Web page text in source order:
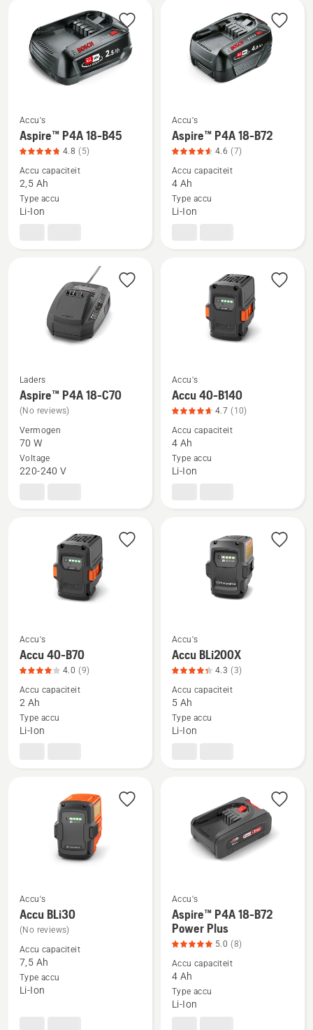
Bekijk
meer
details
over
Aspire™
P4A
productbeoordeling
Accu's
Aspire™ P4A 18-B45
4.8 (5)
Accu capaciteit
2,5 Ah
Type accu
Li-Ion
Bekijk
meer
details
over
Aspire™
P4A
Accu's
Aspire™ P4A 18-B72
4.6 (7)
Accu capaciteit
4 Ah
Type accu
Li-Ion
Bekijk
meer
details
over
Aspire™
P4A
Laders
Aspire™ P4A 18-C70
(No reviews)
Vermogen
70 W
Voltage
220-240 V
Bekijk
meer
details
over
Accu
40-
Accu's
Accu 40-B140
4.7 (10)
Accu capaciteit
4 Ah
Type accu
Li-Ion
Bekijk
meer
details
over
Accu
40-
Accu's
Accu 40-B70
4.0 (9)
Accu capaciteit
2 Ah
Type accu
Li-Ion
Bekijk
meer
details
over
Accu
BLi200X,
Accu's
Accu BLi200X
4.3 (3)
Accu capaciteit
5 Ah
Type accu
Li-Ion
Bekijk
meer
details
over
Accu
Accu's
Accu BLi30
(No reviews)
Accu capaciteit
7,5 Ah
Type accu
Li-Ion
Bekijk
meer
details
over
P4A
Accu's
Aspire™ P4A 18-B72
Power Plus
5.0 (8)
Accu capaciteit
4 Ah
Type accu
Li-Ion